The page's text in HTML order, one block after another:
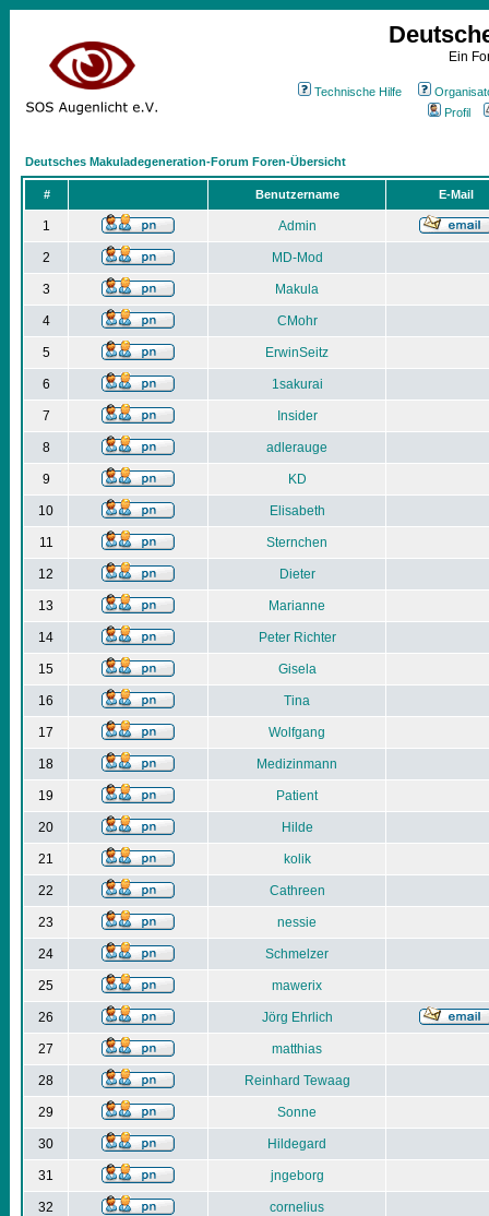
Ein
Technische Hilfe
Profil
Deutsches Makuladegeneration-Forum Foren-Übersicht
# Benutzername E-Mail
1 Admin
2 MD-Mod
3 Makula
4 CMohr
5 ErwinSeitz
6 1sakurai
7 Insider
8 adlerauge
9 KD
10 Elisabeth
11 Sternchen
12 Dieter
13 Marianne
14 Peter Richter
15 Gisela
16 Tina
17 Wolfgang
18 Medizinmann
19 Patient
20 Hilde
21 kolik
22 Cathreen
23 nessie
24 Schmelzer
25 mawerix
26 Jörg Ehrlich
27 matthias
28 Reinhard Tewaag
29 Sonne
30 Hildegard
31 jngeborg
32 cornelius